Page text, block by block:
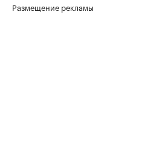
Размещение рекламы